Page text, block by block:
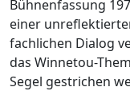
Bühnenfassung
einer
fachlichen Dialog
das Winnetou-
Segel gestrichen